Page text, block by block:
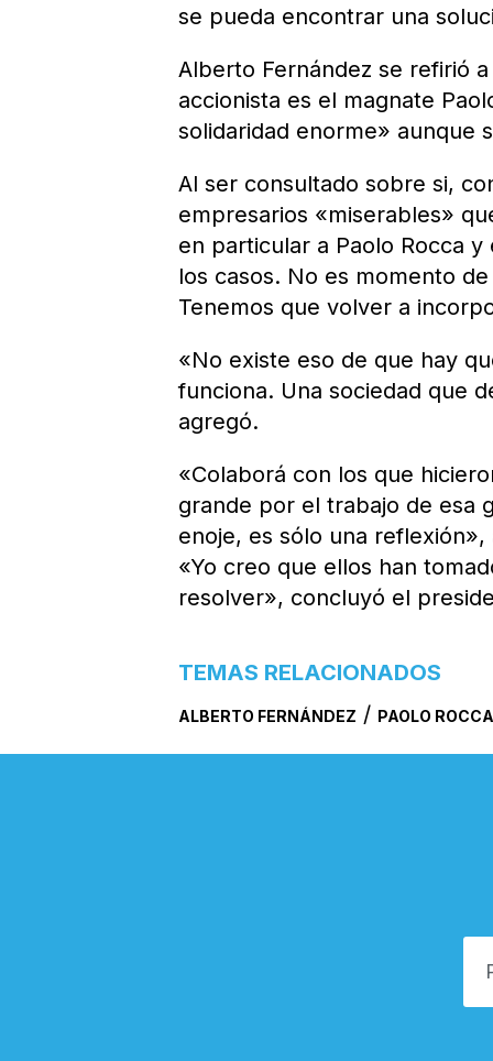
se pueda encontrar una
Alberto Fernández se refirió
accionista es el magnate
solidaridad enorme» aunque
Al ser consultado sobre si,
empresarios «miserables»
en particular a Paolo Rocca
los casos. No es momento
Tenemos que volver a
«No existe eso de que hay
funciona. Una sociedad que
agregó.
«Colaborá con los que
grande por el trabajo de esa
enoje, es sólo una reflexión»,
«Yo creo que ellos han
resolver», concluyó el
TEMAS RELACIONADOS
ALBERTO FERNÁNDEZ / PAOLO ROCCA